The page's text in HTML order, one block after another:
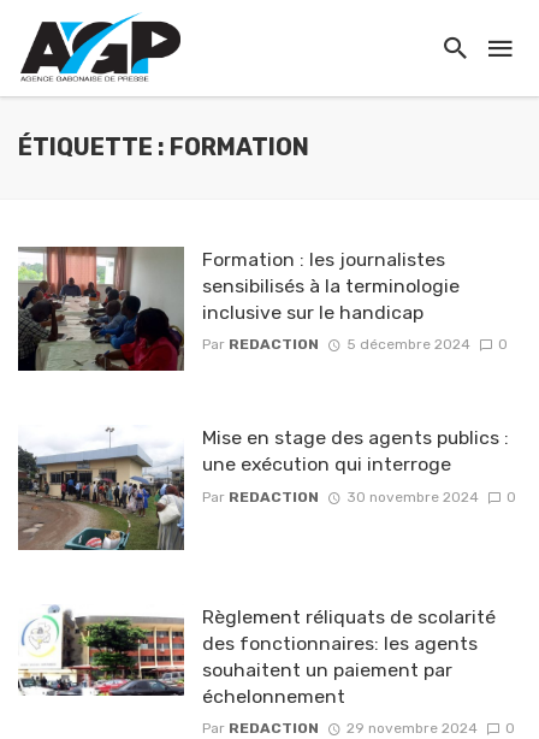
ÉTIQUETTE : FORMATION
Formation : les journalistes
sensibilisés à la terminologie
inclusive sur le handicap
Par REDACTION 5 décembre 2024 0
Mise en stage des agents publics :
une exécution qui interroge
Par REDACTION 30 novembre 2024 0
Règlement réliquats de scolarité
des fonctionnaires: les agents
souhaitent un paiement par
échelonnement
Par REDACTION 29 novembre 2024 0